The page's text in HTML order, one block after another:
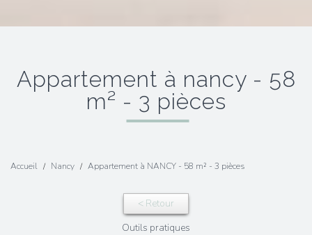
appartement à nancy - 58
m² - 3 pièces
Accueil Nancy Appartement à NANCY - 58 m² - 3 pièces
< Retour
Outils pratiques